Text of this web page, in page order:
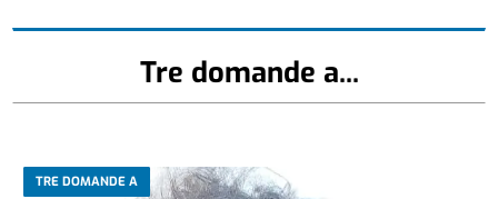
Tre domande a...
TRE DOMANDE A